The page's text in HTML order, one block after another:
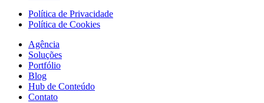
Política de Privacidade
Política de Cookies
Agência
Soluções
Portfólio
Blog
Hub de Conteúdo
Contato